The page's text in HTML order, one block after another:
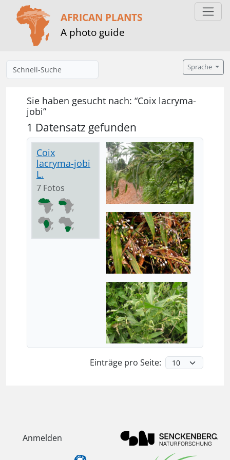
AFRICAN PLANTS
A photo guide
Sprache
Sie haben gesucht nach: “Coix lacryma-
jobi”
1 Datensatz gefunden
Coix
lacryma-jobi
L.
7 Fotos
Einträge pro Seite:
Anmelden